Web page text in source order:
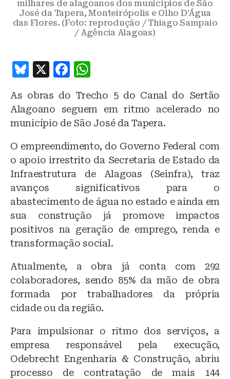
milhares de alagoanos dos municípios de São
José da Tapera, Monteirópolis e Olho D’Água
das Flores. (Foto: reprodução / Thiago Sampaio
/ Agência Alagoas)
B
e
s
y
X
F
c
e
o
o
k
at
s
p
p
As obras do Trecho 5 do Canal do Sertão
Alagoano seguem em ritmo acelerado no
município de São José da Tapera.
O empreendimento, do Governo Federal com
o apoio irrestrito da Secretaria de Estado da
Infraestrutura de Alagoas (Seinfra), traz
avanços significativos para o
abastecimento de água no estado e ainda em
sua construção já promove impactos
positivos na geração de emprego, renda e
transformação social.
Atualmente, a obra já conta com 292
colaboradores, sendo 85% da mão de obra
formada por trabalhadores da própria
cidade ou da região.
Para impulsionar o ritmo dos serviços, a
empresa responsável pela execução,
Odebrecht Engenharia & Construção, abriu
processo de contratação de mais 144